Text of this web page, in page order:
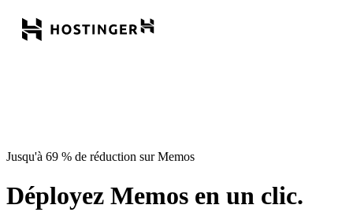
Jusqu'à 69 % de réduction sur Memos
Déployez Memos en un clic.